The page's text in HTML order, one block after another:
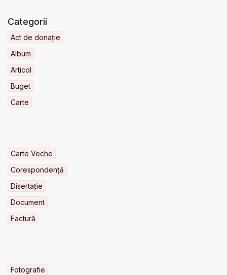
Categorii
Act de donație
Album
Articol
Buget
Carte
Carte Veche
Corespondență
Disertație
Document
Factură
Fotografie